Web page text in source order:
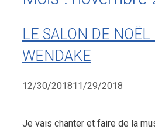
LE SALON DE NOËL
WENDAKE
12/30/201811/29/2018
Je vais chanter et faire de la